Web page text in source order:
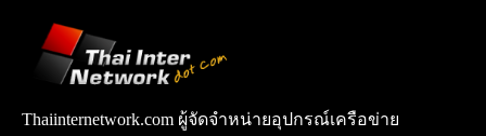
Thaiinternetwork.com ผู้จัดจำหน่ายอุปกรณ์เครือข่าย